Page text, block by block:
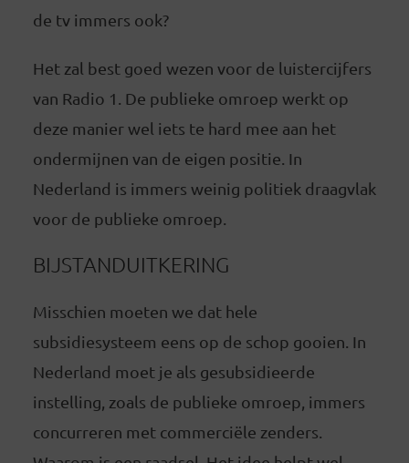
de tv immers ook?
Het zal best goed wezen voor de luistercijfers
van Radio 1. De publieke omroep werkt op
deze manier wel iets te hard mee aan het
ondermijnen van de eigen positie. In
Nederland is immers weinig politiek draagvlak
voor de publieke omroep.
BIJSTANDUITKERING
Misschien moeten we dat hele
subsidiesysteem eens op de schop gooien. In
Nederland moet je als gesubsidieerde
instelling, zoals de publieke omroep, immers
concurreren met commerciële zenders.